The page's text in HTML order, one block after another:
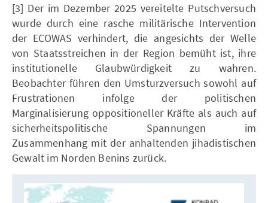
[3] Der im Dezember 2025 vereitelte Putschversuch
wurde durch eine rasche militärische Intervention
der ECOWAS verhindert, die angesichts der Welle
von Staatsstreichen in der Region bemüht ist, ihre
institutionelle Glaubwürdigkeit zu wahren.
Beobachter führen den Umsturzversuch sowohl auf
Frustrationen infolge der politischen
Marginalisierung oppositioneller Kräfte als auch auf
sicherheitspolitische Spannungen im
Zusammenhang mit der anhaltenden jihadistischen
Gewalt im Norden Benins zurück.